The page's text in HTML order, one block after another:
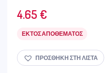
4.65 €
ΕΚΤΌΣ ΑΠΟΘΈΜΑΤΟΣ
ΠΡΟΣΘΉΚΗ ΣΤΗ ΛΊΣΤΑ